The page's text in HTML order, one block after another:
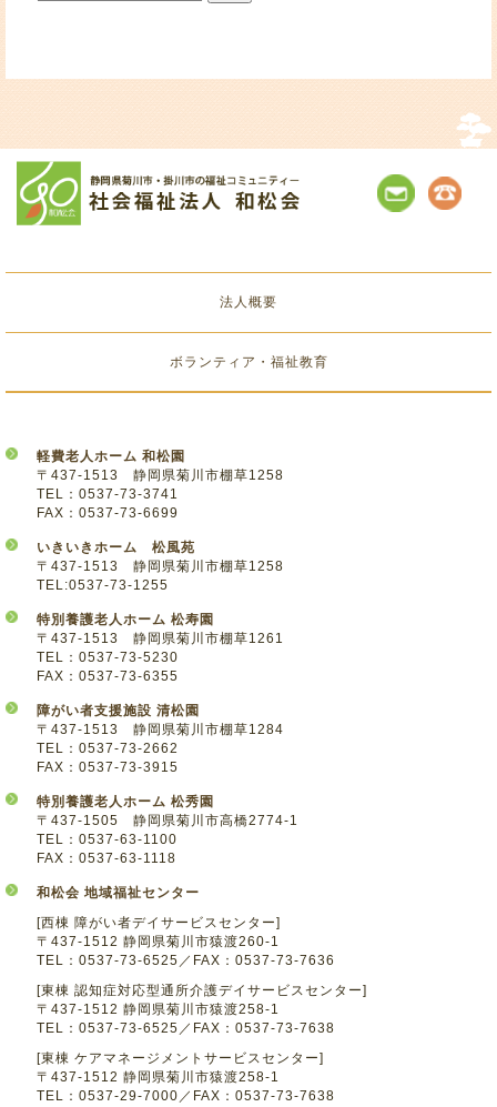
法人概要
ボランティア・福祉教育
軽費老人ホーム 和松園
〒437-1513 静岡県菊川市棚草1258
TEL：0537-73-3741
FAX：0537-73-6699
いきいきホーム 松風苑
〒437-1513 静岡県菊川市棚草1258
TEL:0537-73-1255
特別養護老人ホーム 松寿園
〒437-1513 静岡県菊川市棚草1261
TEL：0537-73-5230
FAX：0537-73-6355
障がい者支援施設 清松園
〒437-1513 静岡県菊川市棚草1284
TEL：0537-73-2662
FAX：0537-73-3915
特別養護老人ホーム 松秀園
〒437-1505 静岡県菊川市高橋2774-1
TEL：0537-63-1100
FAX：0537-63-1118
和松会 地域福祉センター
[西棟 障がい者デイサービスセンター]
〒437-1512 静岡県菊川市猿渡260-1
TEL：0537-73-6525／FAX：0537-73-7636
[東棟 認知症対応型通所介護デイサービスセンター]
〒437-1512 静岡県菊川市猿渡258-1
TEL：0537-73-6525／FAX：0537-73-7638
[東棟 ケアマネージメントサービスセンター]
〒437-1512 静岡県菊川市猿渡258-1
TEL：0537-29-7000／FAX：0537-73-7638